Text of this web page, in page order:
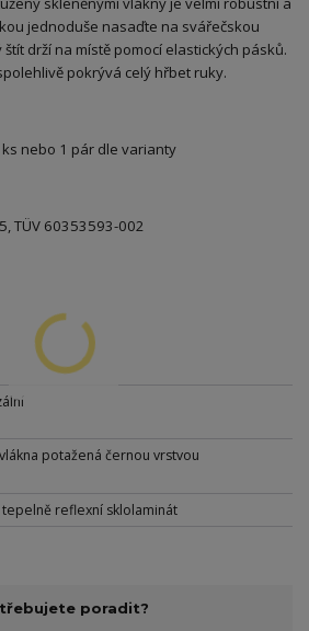
jednoduše nasaďte na svářečskou
drží na místě pomocí elastických pásků.
pokrývá celý hřbet ruky.
nebo 1 pár dle varianty
TÜV 60353593-002
potažená černou vrstvou
tepelně reflexní sklolaminát
poradit?